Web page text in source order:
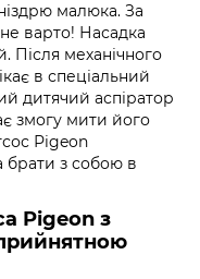
малюка. За
варто! Насадка
Після механічного
в спеціальний
дитячий аспіратор
змогу мити його
Рigeon
брати з собою в
Pigeon з